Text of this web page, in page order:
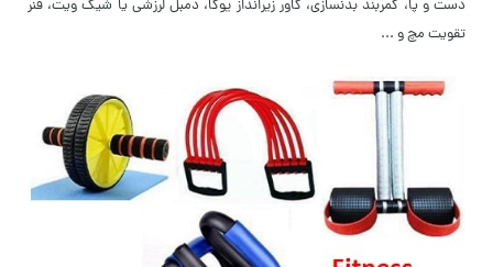
دست و پا، کمربند بدنسازی، کاور زیرانداز یوگا، دمبل لرزشی یا شیک ویت، فنر
تقویت مچ و ...